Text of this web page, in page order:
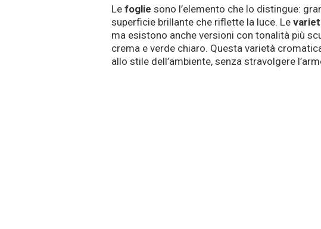
Le foglie sono l’elemento che lo distingue:
superficie brillante che riflette la luce. Le
ma esistono anche versioni con tonalità più
crema e verde chiaro. Questa varietà
allo stile dell’ambiente, senza stravolgere